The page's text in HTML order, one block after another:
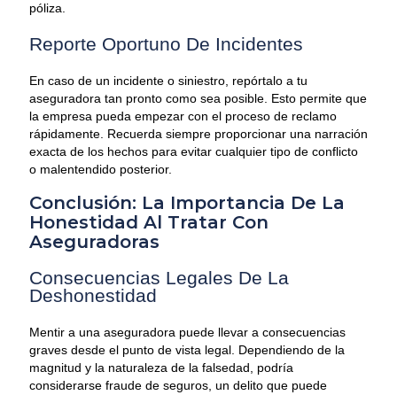
póliza.
Reporte Oportuno De Incidentes
En caso de un incidente o siniestro, repórtalo a tu
aseguradora tan pronto como sea posible. Esto permite que
la empresa pueda empezar con el proceso de reclamo
rápidamente. Recuerda siempre proporcionar una narración
exacta de los hechos para evitar cualquier tipo de conflicto
o malentendido posterior.
Conclusión: La Importancia De La
Honestidad Al Tratar Con
Aseguradoras
Consecuencias Legales De La
Deshonestidad
Mentir a una aseguradora puede llevar a consecuencias
graves desde el punto de vista legal. Dependiendo de la
magnitud y la naturaleza de la falsedad, podría
considerarse fraude de seguros, un delito que puede